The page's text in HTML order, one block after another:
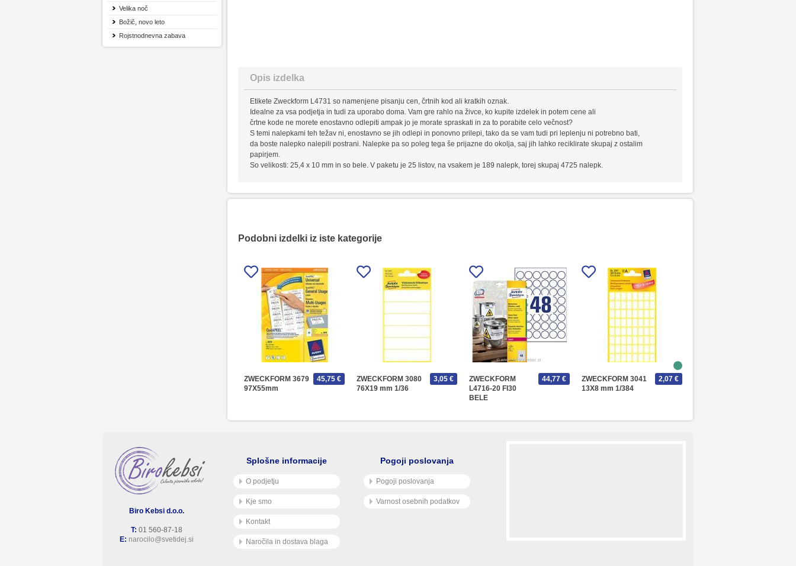
Velika noč
Božič, novo leto
Rojstnodnevna zabava
Opis izdelka
Etikete Zweckform L4731 so namenjene pisanju cen, črtnih kod ali kratkih oznak.
Idealne za vsa podjetja in tudi za uporabo doma. Vam gre rahlo na živce, ko kupite izdelek in potem cene ali
črtne kode ne morete enostavno odlepiti ampak jo je morate spraskati in za to porabite celo večnost?
S temi nalepkami teh težav ni, enostavno se jih odlepi in ponovno prilepi, tako da se vam tudi pri leplenju ni potrebno bati,
da boste nalepko nalepili postrani. Nalepke pa so poleg tega še prijazne do okolja, saj jih lahko reciklirate skupaj z ostalim
papirjem.
So velikosti: 25,4 x 10 mm in so bele. V paketu je 25 listov, na vsakem je 189 nalepk, torej skupaj 4725 nalepk.
Podobni izdelki iz iste kategorije
ZWECKFORM 3679
97X55mm
45,75 €
ZWECKFORM 3080
76X19 mm 1/36
3,05 €
ZWECKFORM
L4716-20 FI30
BELE
44,77 €
ZWECKFORM 3041
13X8 mm 1/384
2,07 €
Biro Kebsi d.o.o.
T: 01 560-87-18
E: narocilo@svetidej.si
Splošne informacije
O podjetju
Kje smo
Kontakt
Naročila in dostava blaga
Pogoji poslovanja
Pogoji poslovanja
Varnost osebnih podatkov